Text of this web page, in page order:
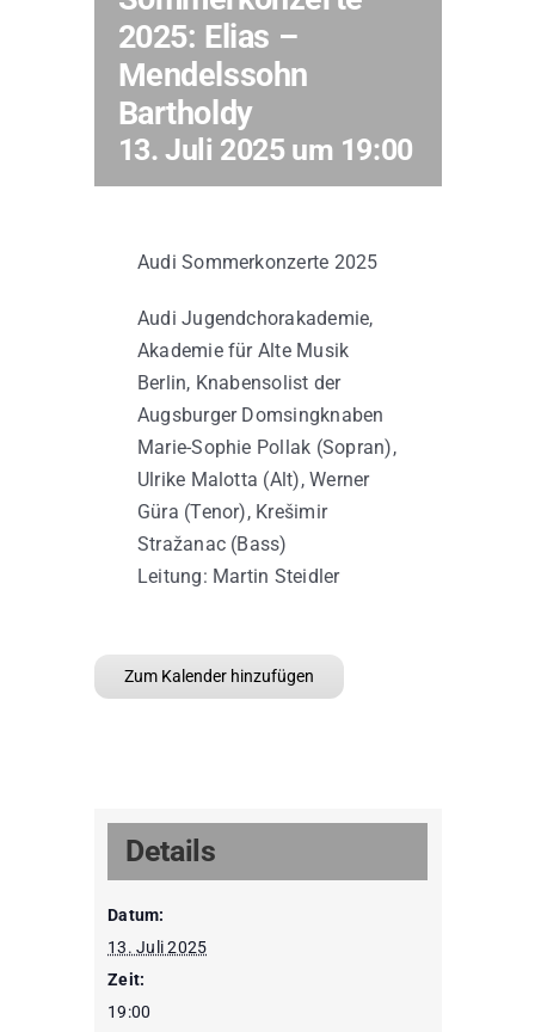
2025: Elias –
Mendelssohn
Bartholdy
13. Juli 2025 um 19:00
Audi Sommerkonzerte 2025
Audi Jugendchorakademie,
Akademie für Alte Musik
Berlin, Knabensolist der
Augsburger Domsingknaben
Marie-Sophie Pollak (Sopran),
Ulrike Malotta (Alt), Werner
Güra (Tenor), Krešimir
Stražanac (Bass)
Leitung: Martin Steidler
Zum Kalender hinzufügen
Details
Datum:
13. Juli 2025
Zeit:
19:00